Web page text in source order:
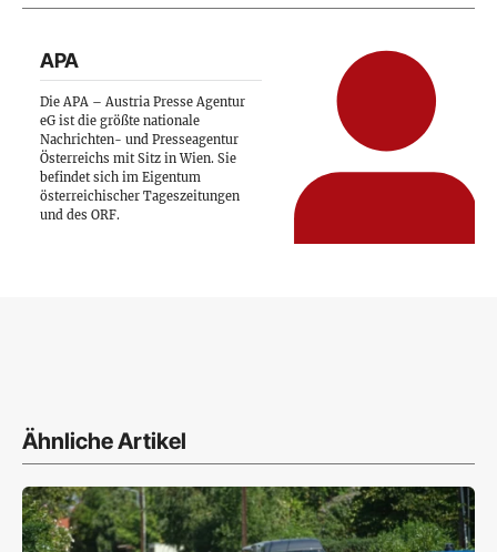
APA
Die APA – Austria Presse Agentur
eG ist die größte nationale
Nachrichten- und Presseagentur
Österreichs mit Sitz in Wien. Sie
befindet sich im Eigentum
österreichischer Tageszeitungen
und des ORF.
Ähnliche Artikel